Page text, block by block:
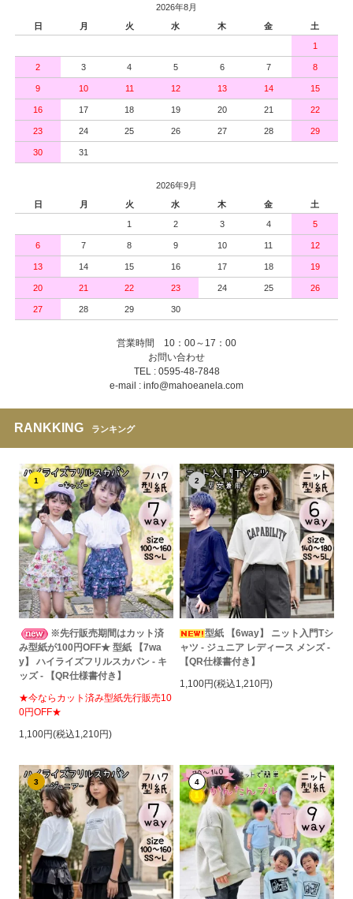
2026年8月
日
月 火 水 木 金 土
1
2 3 4 5 6 7 8
9 10 11 12 13 14 15
16 17 18 19 20 21 22
23 24 25 26 27 28 29
30 31
2026年9月
日
月 火 水 木 金 土
1 2 3 4 5
6 7 8 9 10 11 12
13 14 15 16 17 18 19
20 21 22 23 24 25 26
27 28 29 30
営業時間 10：00～17：00
お問い合わせ
TEL : 0595-48-7848
e-mail : info@mahoeanela.com
RANKKING ランキング
1
※先行販売期間はカット済
み型紙が100円OFF★ 型紙 【7wa
y】 ハイライズフリルスカパン - キ
ッズ - 【QR仕様書付き】
★今ならカット済み型紙先行販売10
0円OFF★
1,100円(税込1,210円)
2
型紙 【6way】 ニット入門Tシ
ャツ - ジュニア レディース メンズ -
【QR仕様書付き】
1,100円(税込1,210円)
3 4